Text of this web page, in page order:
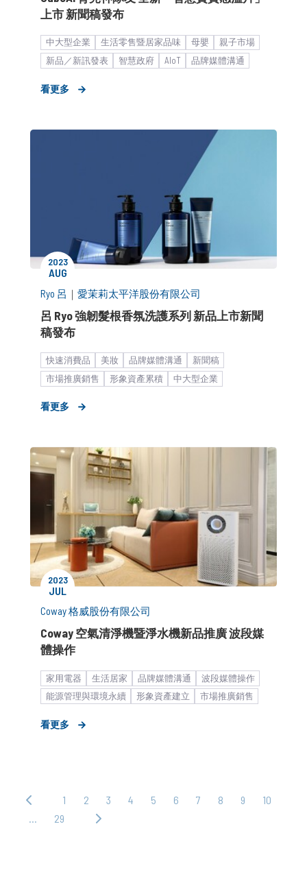
上市 新聞稿發布
中大型企業 生活零售暨居家品味 母嬰
親子市場
​新品／新訊發表
智慧政府 AIoT
品牌媒體溝通
看更多
2023
AUG
Ryo 呂 ｜ 愛茉莉太平洋股份有限公司
呂 Ryo 強韌髮根香氛洗護系列 新品上市新聞
稿發布
快速消費品 美妝 品牌媒體溝通
新聞稿
市場推廣銷售
形象資產累積
中大型企業
看更多
2023
JUL
Coway 格威股份有限公司
Coway 空氣清淨機暨淨水機新品推廣 波段媒
體操作
家用電器 生活居家 品牌媒體溝通
波段媒體操作
能源管理與環境永續
形象資產建立
市場推廣銷售
看更多
‹ 上
1 2 3 4 5 6 7 8 9
10
…
29
下